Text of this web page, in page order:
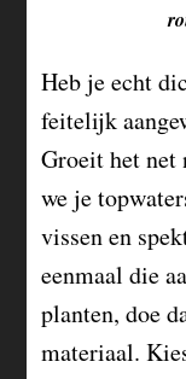
Heb je echt
feitelijk
Groeit het net
we je
vissen en
eenmaal die
planten, doe
materiaal.